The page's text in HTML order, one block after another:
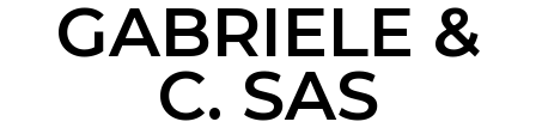
GABRIELE &
C. SAS